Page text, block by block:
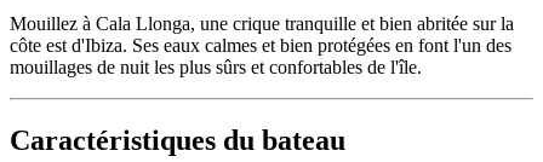
Mouillez à Cala Llonga, une crique tranquille et bien abritée sur la
côte est d'Ibiza. Ses eaux calmes et bien protégées en font l'un des
mouillages de nuit les plus sûrs et confortables de l'île.
Caractéristiques du bateau